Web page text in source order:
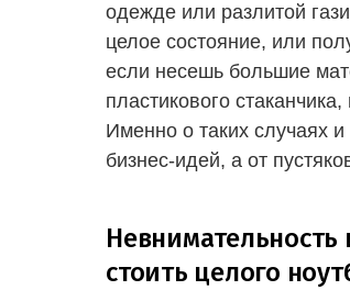
одежде или разлитой
целое состояние, или
если несешь большие
пластикового
Именно о таких случаях
бизнес-идей, а от
стоить целого